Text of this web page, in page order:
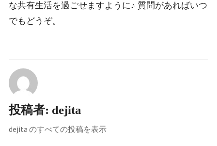
な共有生活を過ごせますように♪ 質問があればいつ
でもどうぞ。
投稿者: dejita
dejita のすべての投稿を表示